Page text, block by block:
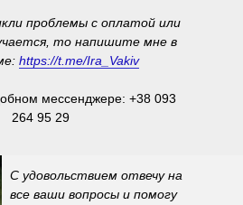
проблемы с оплатой или
то напишите мне в
https://t.me/Ira_Vakiv
мессенджере: +38 093
264 95 29
С удовольствием отвечу на
все ваши вопросы и помогу